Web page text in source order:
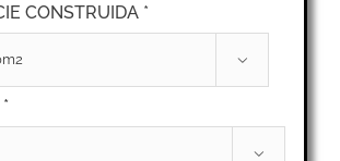
CONSTRUIDA *

